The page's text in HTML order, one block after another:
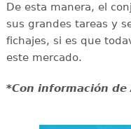
De esta manera, el
sus grandes tareas y
fichajes, si es que
este mercado.
*Con información de